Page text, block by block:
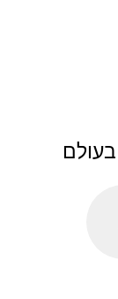
בעולם